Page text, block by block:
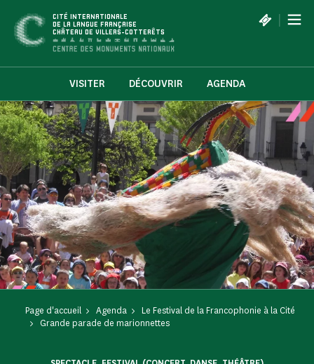
CITÉ INTERNATIONALE
DE LA LANGUE FRANÇAISE
CHÂTEAU DE VILLERS-COTTERÊTS
|
VISITER DÉCOUVRIR AGENDA
Page d'accueil Agenda
Le Festival de la Francophonie à la Cité
Grande parade de marionnettes